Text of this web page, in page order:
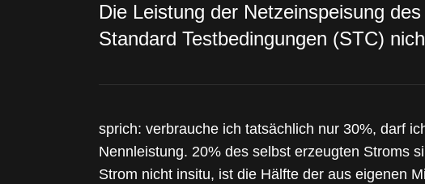
Die Leistung der Netzeinspeisung
Standard Testbedingungen (STC)
sprich: verbrauche ich tatsächlich nur 30%, darf
Nennleistung. 20% des selbst erzeugten Stroms
Strom nicht insitu, ist die Hälfte der aus eigenen